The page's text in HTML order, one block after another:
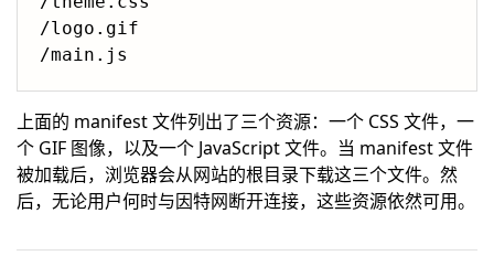
/logo.gif
上面的 manifest 文件列出了三个资源：一个 CSS 文件，一
个 GIF 图像，以及一个 JavaScript 文件。当 manifest 文件
被加载后，浏览器会从网站的根目录下载这三个文件。然
后，无论用户何时与因特网断开连接，这些资源依然可用。